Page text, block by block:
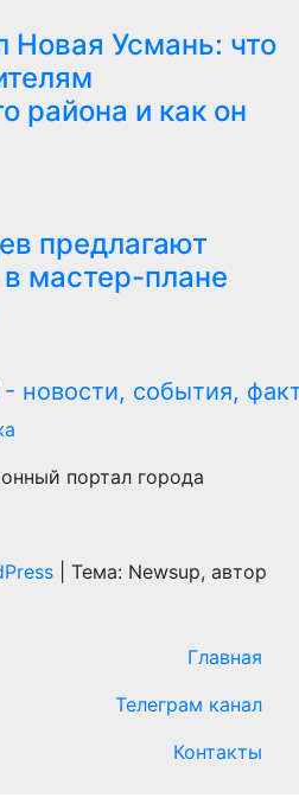
Новая Усмань: что
района и как он
предлагают
мастер-плане
портал города
Тема: Newsup, автор
Главная
Телеграм канал
Контакты